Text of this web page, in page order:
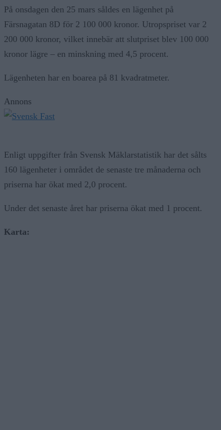
På onsdagen den 25 mars såldes en lägenhet på
Färsnagatan 8D för 2 100 000 kronor. Utropspriset var 2
200 000 kronor, vilket innebär att slutpriset blev 100 000
kronor lägre – en minskning med 4,5 procent.
Lägenheten har en boarea på 81 kvadratmeter.
Annons
Enligt uppgifter från Svensk Mäklarstatistik har det sålts
160 lägenheter i området de senaste tre månaderna och
priserna har ökat med 2,0 procent.
Under det senaste året har priserna ökat med 1 procent.
Karta: